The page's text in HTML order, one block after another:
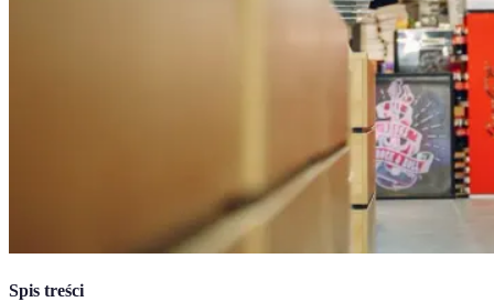
Spis treści